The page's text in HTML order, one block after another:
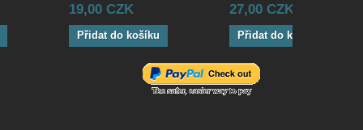
19,00 CZK
Přidat do košíku
27,00 CZK
Přidat do košíku